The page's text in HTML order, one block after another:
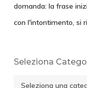
domanda: la frase
con l'intontimento, si
Seleziona
Seleziona